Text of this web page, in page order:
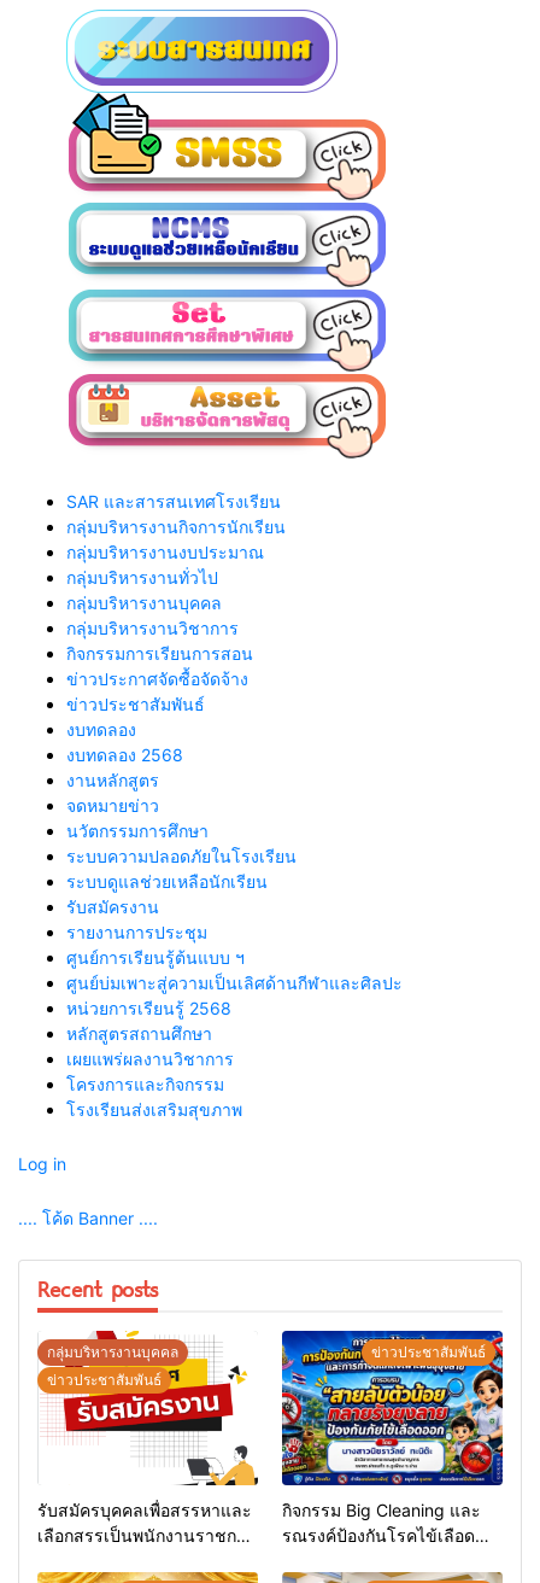
SAR และสารสนเทศโรงเรียน
กลุ่มบริหารงานกิจการนักเรียน
กลุ่มบริหารงานงบประมาณ
กลุ่มบริหารงานทั่วไป
กลุ่มบริหารงานบุคคล
กลุ่มบริหารงานวิชาการ
กิจกรรมการเรียนการสอน
ข่าวประกาศจัดซื้อจัดจ้าง
ข่าวประชาสัมพันธ์
งบทดลอง
งบทดลอง 2568
งานหลักสูตร
จดหมายข่าว
นวัตกรรมการศึกษา
ระบบความปลอดภัยในโรงเรียน
ระบบดูแลช่วยเหลือนักเรียน
รับสมัครงาน
รายงานการประชุม
ศูนย์การเรียนรู้ต้นแบบ ฯ
ศูนย์บ่มเพาะสู่ความเป็นเลิศด้านกีฬาและศิลปะ
หน่วยการเรียนรู้ 2568
หลักสูตรสถานศึกษา
เผยแพร่ผลงานวิชาการ
โครงการและกิจกรรม
โรงเรียนส่งเสริมสุขภาพ
Log in
.... โค้ด Banner ....
Recent posts
กลุ่มบริหารงานบุคคล
ข่าวประชาสัมพันธ์
รับสมัครบุคคลเพื่อสรรหาและ
เลือกสรรเป็นพนักงานราชการ
ข่าวประชาสัมพันธ์
กิจกรรม Big Cleaning และ
รณรงค์ป้องกันโรคไข้เลือด